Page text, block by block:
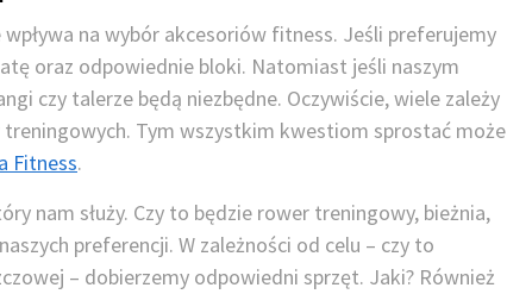
na wybór akcesoriów fitness. Jeśli preferujemy
oraz odpowiednie bloki. Natomiast jeśli naszym
czy talerze będą niezbędne. Oczywiście, wiele zależy
Tym wszystkim kwestiom sprostać może
Fitness.
nam służy. Czy to będzie rower treningowy, bieżnia,
preferencji. W zależności od celu – czy to
– dobierzemy odpowiedni sprzęt. Jaki? Również